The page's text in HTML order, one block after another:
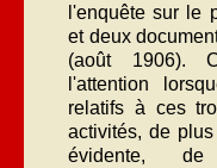
l'enquête sur le
et deux
(août 1906).
l'attention
relatifs à ces
activités, de
évidente,